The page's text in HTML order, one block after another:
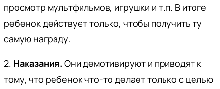
просмотр мультфильмов, игрушки и т.п. В итоге
ребенок действует только, чтобы получить ту
самую награду.
2. Наказания. Они демотивируют и приводят к
тому, что ребенок что-то делает только с целью